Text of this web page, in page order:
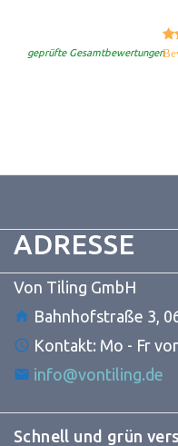
geprüfte Gesamtbewertungen
ADRESSE
Von Tiling GmbH
Bahnhofstraße 3,
Kontakt: Mo - Fr
info@vontiling.de
Schnell und grün